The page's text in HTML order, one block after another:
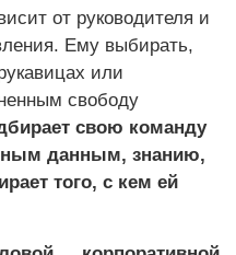
от руководителя и
Ему выбирать,
или
свободу
свою команду
данным, знанию,
того, с кем ей